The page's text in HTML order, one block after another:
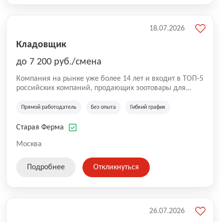
Кладовщик
до 7 200 руб./смена
Компания на рынке уже более 14 лет и входит в ТОП-5
российских компаний, продающих зоотовары для
компания владеет 5 розничными магазинами, а также
России (Wildberries, Ozon, Яндекс. Маркет и
на глобальной доставке товаров по всей территории
SKU, премиальные бренды кормов и собственные
Прямой работодатель Без опыта Гибкий график
Старая Ферма
Москва
18.07.2026
Подробнее Откликнуться
26.07.2026